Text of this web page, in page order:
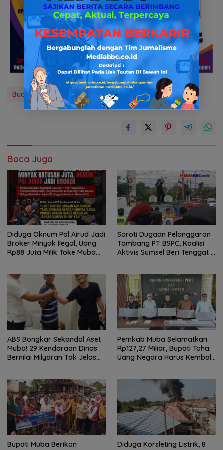
Budaya Keselamatan Kerja Kilang Pertamina Plaju
Baca Juga
Diduga Oknum Pol Airud Jadi
Broker Minyak Ilegal, Uang
Rp88 Juta Milik Toke Muba
Soroti Dugaan Pelanggaran
Tambang PT BSPC, Koalisi
Aktivis Sumsel Beri Tenggat 1
ABS Bongkar Sekandal Aset
Muba! 29 Kendaraan Dinas
Bernilai Milyaran Tak Jelas
Pemkab Muba Selamatkan
Rp127,27 Miliar, Bupati Toha:
Uang Negara Harus Kembali
Bupati Muba Berikan
Diduga Korsleting Listrik, 8